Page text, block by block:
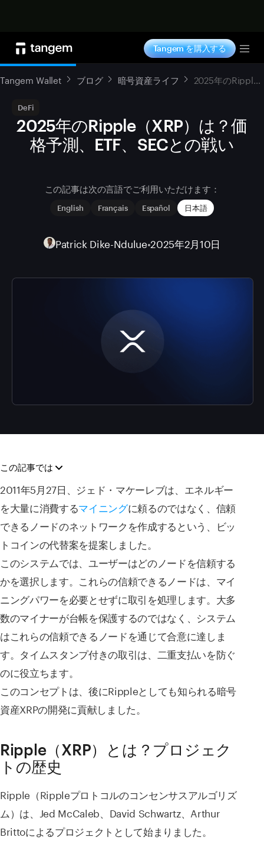
Tangem を購入する
Tangem Wallet ブログ 暗号資産ライフ 2025年のRipple（XRP）は？価格予測、ETF、SECとの戦い
DeFi
2025年のRipple（XRP）は？価
格予測、ETF、SECとの戦い
この記事は次の言語でご利用いただけます：
English Français Español 日本語
Patrick Dike-Ndulue•2025年2月10日
この記事では
2011年5月27日、ジェド・マケーレブは、エネルギー
を大量に消費するマイニングに頼るのではなく、信頼
できるノードのネットワークを作成するという、ビッ
トコインの代替案を提案しました。
このシステムでは、ユーザーはどのノードを信頼する
かを選択します。これらの信頼できるノードは、マイ
ニングパワーを必要とせずに取引を処理します。大多
数のマイナーが台帳を保護するのではなく、システム
はこれらの信頼できるノードを通じて合意に達しま
す。タイムスタンプ付きの取引は、二重支払いを防ぐ
のに役立ちます。
このコンセプトは、後にRippleとしても知られる暗号
資産XRPの開発に貢献しました。
Ripple（XRP）とは？プロジェク
トの歴史
Ripple（Rippleプロトコルのコンセンサスアルゴリズ
ム）は、Jed McCaleb、David Schwartz、Arthur
Brittoによるプロジェクトとして始まりました。